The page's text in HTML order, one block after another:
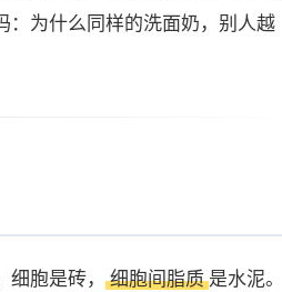
：为什么同样的洗面奶，别人越
胞是砖， 细胞间脂质 是水泥。